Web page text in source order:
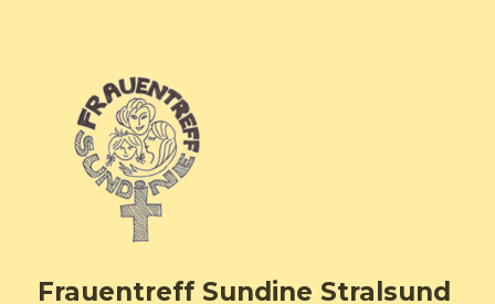
Frauentreff Sundine Stralsund